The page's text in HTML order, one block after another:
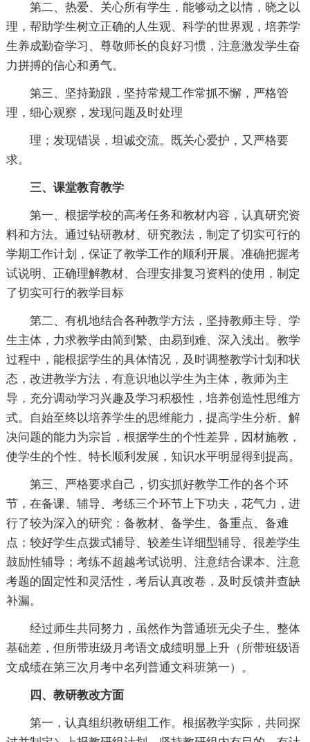
第二、热爱、关心所有学生，能够动之以情，晓之以
理，帮助学生树立正确的人生观、科学的世界观，培养学
生养成勤奋学习、尊敬师长的良好习惯，注意激发学生奋
力拼搏的信心和勇气。
第三、坚持勤跟，坚持常规工作常抓不懈，严格管
理，细心观察，发现问题及时处理
理；发现错误，坦诚交流。既关心爱护，又严格要
求。
三、课堂教育教学
第一、根据学校的高考任务和教材内容，认真研究资
料和方法。通过钻研教材、研究教法，制定了切实可行的
学期工作计划，保证了教学工作的顺利开展。准确把握考
试说明、正确理解教材、合理安排复习资料的使用，制定
了切实可行的教学目标
第二、有机地结合各种教学方法，坚持教师主导、学
生主体，力求教学由简到繁、由易到难、深入浅出。教学
过程中，能根据学生的具体情况，及时调整教学计划和状
态，改进教学方法，有意识地以学生为主体，教师为主
导，充分调动学习兴趣及学习积极性，培养创造性思维方
式。自始至终以培养学生的思维能力，提高学生分析、解
决问题的能力为宗旨，根据学生的个性差异，因材施教，
使学生的个性、特长顺利发展，知识水平明显得到提高。
第三、严格要求自己，切实抓好教学工作的各个环
节，在备课、辅导、考练三个环节上下功夫，花气力，进
行了较为深入的研究：备教材、备学生、备重点、备难
点；较好学生点拨式辅导、较差生详细型辅导、很差学生
鼓励性辅导；考练不超越考试说明、注意结合课本、注意
考题的固定性和灵活性，考后认真改卷，及时反馈并查缺
补漏。
经过师生共同努力，虽然作为普通班无尖子生、整体
基础差，但所带班级月考语文成绩明显上升（所带班级语
文成绩在第三次月考中名列普通文科班第一）。
四、教研教改方面
第一，认真组织教研组工作。根据教学实际，共同探